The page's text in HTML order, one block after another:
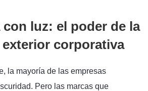
con luz: el poder de la
corporativa
la mayoría de las empresas
Pero las marcas que